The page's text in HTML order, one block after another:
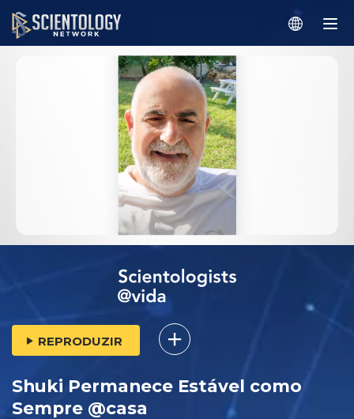
REPRODUZIR
Shuki Permanece Estável como
Sempre @casa